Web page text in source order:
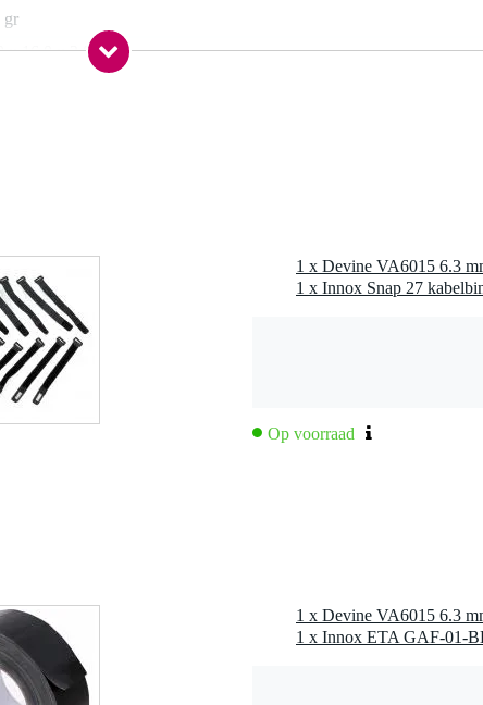
gr
x 16,0 x 3,0 cm
Op voorraad